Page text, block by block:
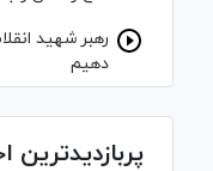
رهبر شهید
دهیم
پربازدیدترین